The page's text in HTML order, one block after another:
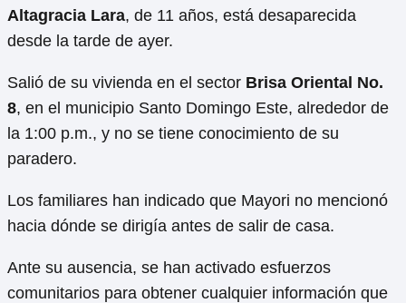
Altagracia Lara, de 11 años, está desaparecida
desde la tarde de ayer.
Salió de su vivienda en el sector Brisa Oriental No.
8, en el municipio Santo Domingo Este, alrededor de
la 1:00 p.m., y no se tiene conocimiento de su
paradero.
Los familiares han indicado que Mayori no mencionó
hacia dónde se dirigía antes de salir de casa.
Ante su ausencia, se han activado esfuerzos
comunitarios para obtener cualquier información que